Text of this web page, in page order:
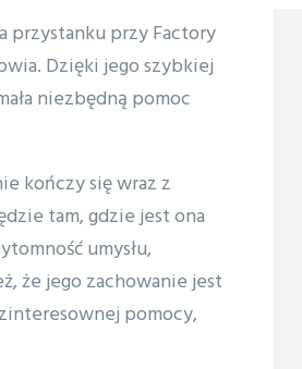
przystanku przy Factory
Dzięki jego szybkiej
niezbędną pomoc
kończy się wraz z
tam, gdzie jest ona
umysłu,
że jego zachowanie jest
pomocy,